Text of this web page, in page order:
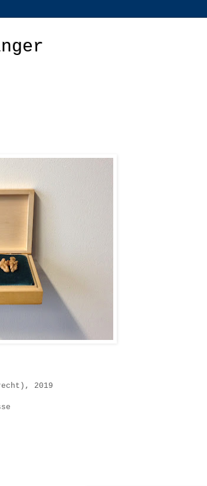
2019